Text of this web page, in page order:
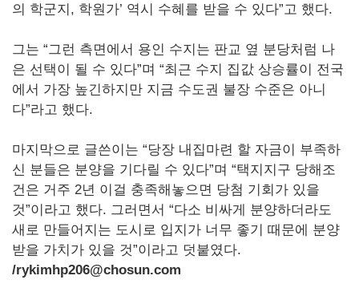
의 학군지, 학원가’ 역시 수혜를 받을 수 있다”고 했다.
그는 “그런 측면에서 용인 수지는 판교 옆 분당처럼 나
은 선택이 될 수 있다”며 “최근 수지 집값 상승률이 전국
에서 가장 높긴하지만 지금 수도권 불장 수준은 아니
다”라고 했다.
마지막으로 글쓴이는 “당장 내집마련 할 자금이 부족하
신 분들은 분양을 기다릴 수 있다”며 “택지지구 당해조
건은 거주 2년 이걸 충족해놓으면 당첨 기회가 있을
것”이라고 했다. 그러면서 “다소 비싸게 분양하더라도
새로 만들어지는 도시로 입지가 너무 좋기 때문에 분양
받을 가치가 있을 것”이라고 덧붙였다.
/rykimhp206@chosun.com